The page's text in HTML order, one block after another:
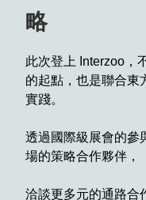
略
此次登上 Interzoo，
的起點，也是聯合東
實踐。
透過國際級展會的參
場的策略合作夥伴，
洽談更多元的通路合